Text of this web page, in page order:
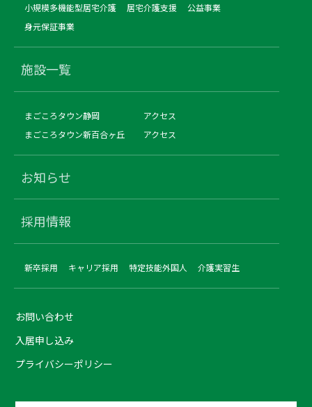
小規模多機能型居宅介護
居宅介護支援
公益事業
身元保証事業
施設一覧
まごころタウン静岡
アクセス
まごころタウン新百合ヶ丘
アクセス
お知らせ
採用情報
新卒採用 キャリア採用 特定技能外国人 介護実習生
お問い合わせ
入居申し込み
プライバシーポリシー